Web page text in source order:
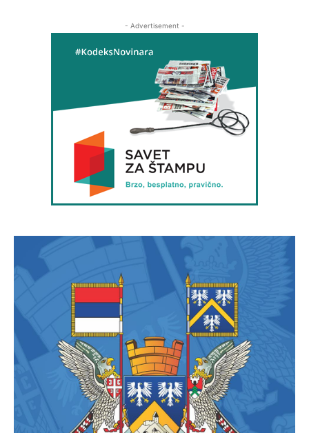
- Advertisement -